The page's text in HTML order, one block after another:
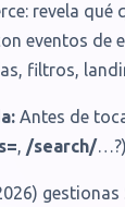
revela qué
eventos de
filtros,
Antes de
, /search/